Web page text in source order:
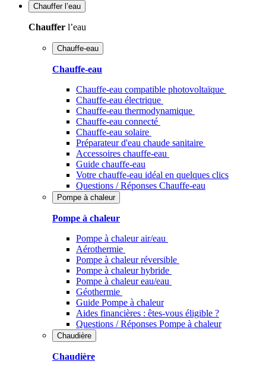
Chauffer l’eau
Chauffer l’eau
Chauffe-eau
Chauffe-eau
Chauffe-eau compatible photovoltaïque
Chauffe-eau électrique
Chauffe-eau thermodynamique
Chauffe-eau connecté
Chauffe-eau solaire
Préparateur d'eau chaude sanitaire
Accessoires chauffe-eau
Guide chauffe-eau
Votre chauffe-eau idéal en quelques clics
Questions / Réponses Chauffe-eau
Pompe à chaleur
Pompe à chaleur
Pompe à chaleur air/eau
Aérothermie
Pompe à chaleur réversible
Pompe à chaleur hybride
Pompe à chaleur​ eau/eau
Géothermie
Guide Pompe à chaleur
Aides financières : êtes-vous éligible ?
Questions / Réponses Pompe à chaleur
Chaudière
Chaudière